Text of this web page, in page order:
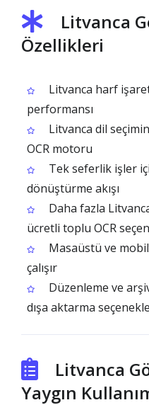
Litvanca
Özellikleri
Litvanca harf
performansı
Litvanca dil
OCR motoru
Tek seferlik işler
dönüştürme akışı
Daha fazla
ücretli toplu OCR
Masaüstü ve
çalışır
Düzenleme ve
dışa aktarma
Litvanca
Yaygın